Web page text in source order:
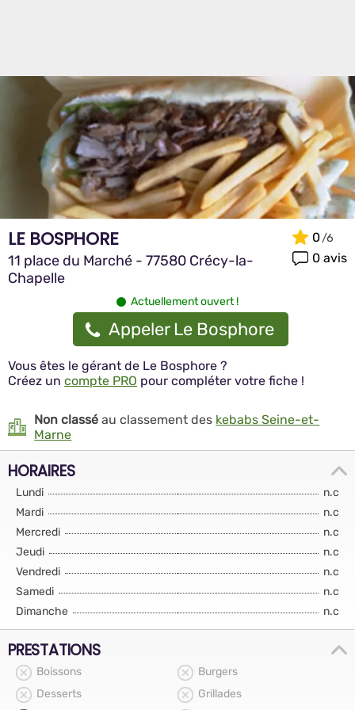
LE BOSPHORE
11 place du Marché - 77580 Crécy-la-
Chapelle
0
0 avis
Actuellement ouvert !
Appeler Le Bosphore
Vous êtes le gérant de Le Bosphore ?
Créez un compte PRO pour compléter votre fiche !
Non classé au classement des kebabs Seine-et-
Marne
HORAIRES
Lundi
n.c
Mardi
n.c
Mercredi
n.c
Jeudi
n.c
Vendredi
n.c
Samedi
n.c
Dimanche
n.c
PRESTATIONS
Boissons
Burgers
Desserts
Grillades